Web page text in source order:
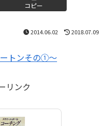
コピー
2014.06.02 2018.07.09
トンその①〜
リンク